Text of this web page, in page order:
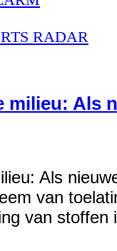
RADAR
milieu: Als
Als
van
van